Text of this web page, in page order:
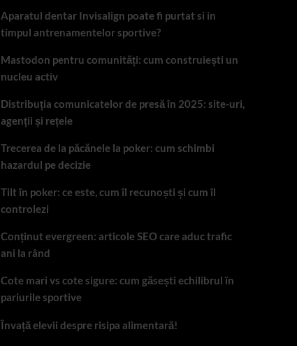
Aparatul dentar Invisalign poate fi purtat si in
timpul antrenamentelor sportive?
Mastodon pentru comunități: cum construiești un
nucleu activ
Distribuția comunicatelor de presă în 2025: site-uri,
agenții și rețele
Trecerea de la păcănele la poker: cum schimbi
hazardul pe decizie
Tilt în poker: ce este, cum îl recunoști și cum îl
controlezi
Conținut evergreen: articole SEO care aduc trafic
ani la rând
Cote mari vs cote sigure: cum găsești echilibrul în
pariurile sportive
Învață elevii despre risipa alimentară!